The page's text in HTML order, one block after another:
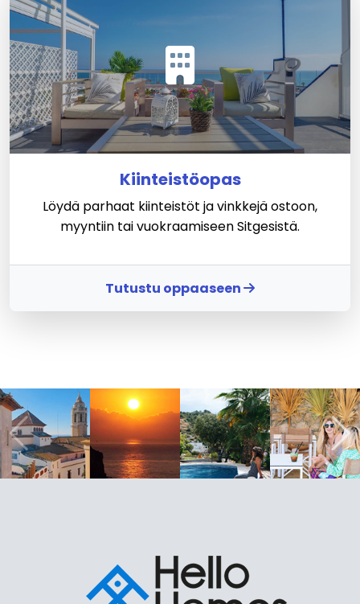
Kiinteistöopas
Löydä parhaat kiinteistöt ja vinkkejä ostoon,
myyntiin tai vuokraamiseen Sitgesistä.
Tutustu oppaaseen